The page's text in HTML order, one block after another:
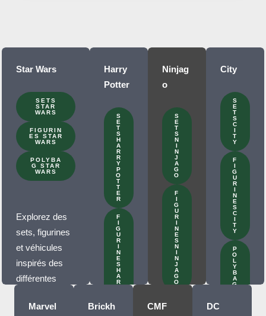
Star Wars
SETS
STAR
WARS
FIGURIN
ES STAR
WARS
POLYBA
G STAR
WARS
Explorez des
sets, figurines
et véhicules
inspirés des
différentes
saga.
Harry
Potter
S
E
T
S
H
A
R
R
Y
P
O
T
T
E
R
F
I
G
U
R
I
N
E
S
H
A
R
Ninjag
o
S
E
T
S
N
I
N
J
A
G
O
F
I
G
U
R
I
N
E
S
N
I
N
J
A
G
O
City
S
E
T
S
C
I
T
Y
F
I
G
U
R
I
N
E
S
C
I
T
Y
P
O
L
Y
B
A
G
Marvel
Brickh
CMF DC